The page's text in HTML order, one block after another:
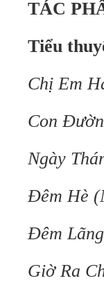
TÁC
Tiểu
Chị Em
Con
Ngày
Đêm Hè
Đêm
Giờ Ra